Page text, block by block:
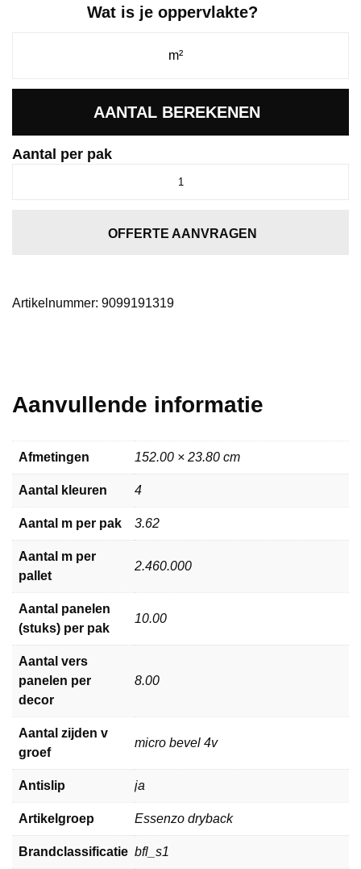
Wat is je oppervlakte?
AANTAL BEREKENEN
Aantal per pak
OFFERTE AANVRAGEN
Artikelnummer: 9099191319
Aanvullende informatie
Afmetingen 152.00 × 23.80 cm
Aantal kleuren 4
Aantal m per pak 3.62
Aantal m per
pallet
2.460.000
Aantal panelen
(stuks) per pak
10.00
Aantal vers
panelen per
decor
8.00
Aantal zijden v
groef
micro bevel 4v
Antislip ja
Artikelgroep Essenzo dryback
Brandclassificatie bfl_s1